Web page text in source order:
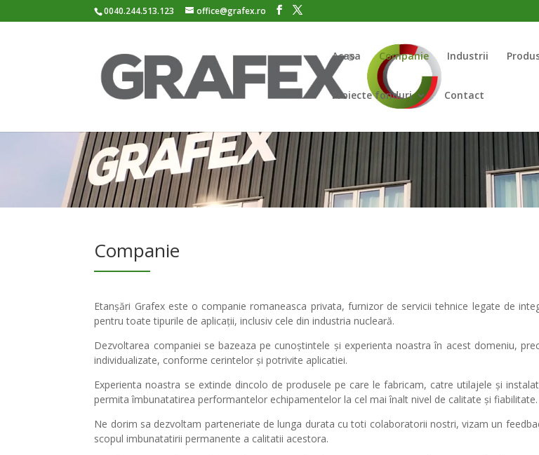
0040.244.513.123 office@grafex.ro
Acasa Companie Industrii
Proiecte fonduri Contact
Companie
Etanșări Grafex este o companie romaneasca privata, furnizor de servicii tehnice legate de
pentru toate tipurile de aplicații, inclusiv cele din industria nucleară.
Dezvoltarea companiei se bazeaza pe cunoștintele și experienta noastra în acest domeniu,
individualizate, conforme cerintelor și potrivite aplicatiei.
Experienta noastra se extinde dincolo de produsele pe care le fabricam, catre utilajele și
permita îmbunatatirea performantelor echipamentelor la cel mai înalt nivel de calitate și fiabilitate.
Ne dorim sa dezvoltam parteneriate de lunga durata cu toti colaboratorii nostri, vizam un
scopul imbunatatirii permanente a calitatii acestora.